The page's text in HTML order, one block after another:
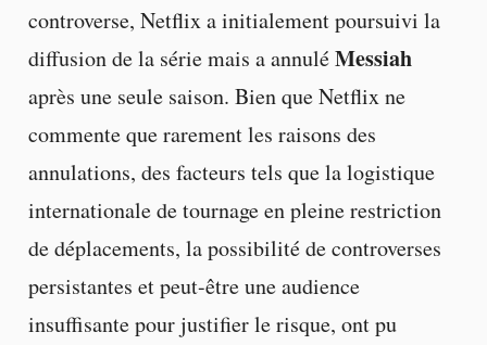
controverse, Netflix a initialement poursuivi la
diffusion de la série mais a annuléMessiah
après une seule saison. Bien que Netflix ne
commente que rarement les raisons des
annulations, des facteurs tels que la logistique
internationale de tournage en pleine restriction
de déplacements, la possibilité de controverses
persistantes et peut-être une audience
insuffisante pour justifier le risque, ont pu